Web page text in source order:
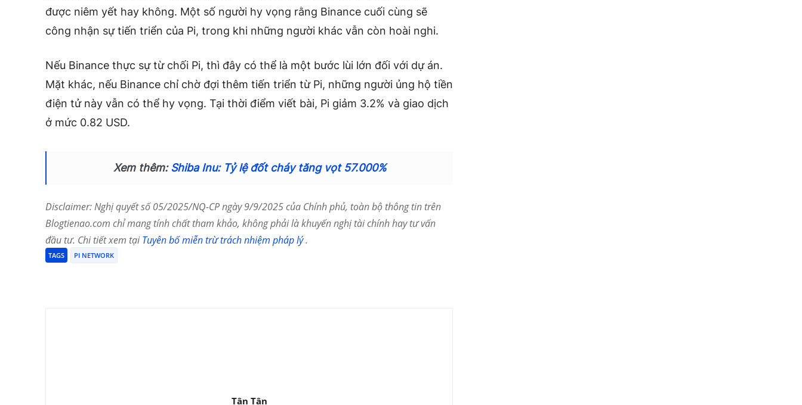
được niêm yết hay không. Một số người hy vọng rằng Binance cuối cùng sẽ
công nhận sự tiến triển của Pi, trong khi những người khác vẫn còn hoài nghi.
Nếu Binance thực sự từ chối Pi, thì đây có thể là một bước lùi lớn đối với dự án.
Mặt khác, nếu Binance chỉ chờ đợi thêm tiến triển từ Pi, những người ủng hộ tiền
điện tử này vẫn có thể hy vọng. Tại thời điểm viết bài, Pi giảm 3.2% và giao dịch
ở mức 0.82 USD.
Xem thêm:Shiba Inu: Tỷ lệ đốt cháy tăng vọt 57.000%
Disclaimer: Nghị quyết số 05/2025/NQ-CP ngày 9/9/2025 của Chính phủ, toàn bộ thông tin trên
Blogtienao.com chỉ mang tính chất tham khảo, không phải là khuyến nghị tài chính hay tư vấn
đầu tư. Chi tiết xem tạiTuyên bố miễn trừ trách nhiệm pháp lý.
TAGS PI NETWORK
Tân Tân